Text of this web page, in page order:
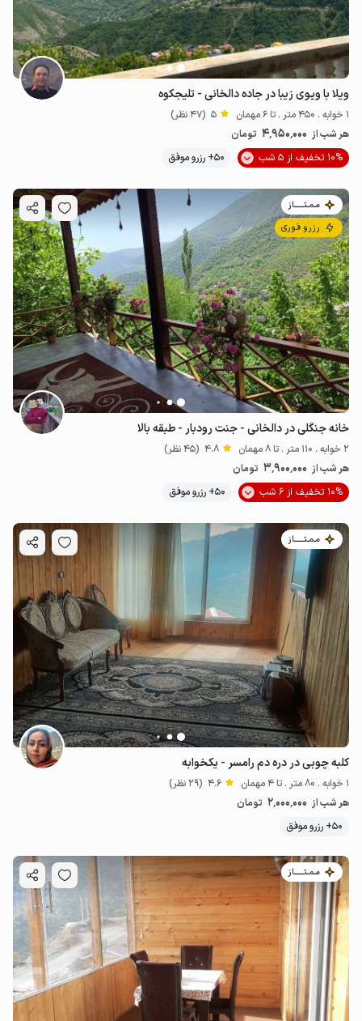
ویلا با ویوی زیبا در جاده دالخانی - تلیجکوه
1 خوابه . 450 متر . تا 6 مهمان 5 (47 نظر)
هر شب از 4٬950٬000 تومان
10% تخفیف از 5 شب
50+ رزرو موفق
مـمـتــــــاز
رزرو فوری
خانه جنگلی در دالخانی - جنت رودبار - طبقه بالا
2 خوابه . 110 متر . تا 8 مهمان 4.8 (45 نظر)
هر شب از 3٬900٬000 تومان
10% تخفیف از 6 شب
50+ رزرو موفق
مـمـتــــــاز
کلبه چوبی در دره دم رامسر - یکخوابه
1 خوابه . 80 متر . تا 4 مهمان 4.6 (29 نظر)
هر شب از 2٬000٬000 تومان
50+ رزرو موفق
مـمـتــــــاز